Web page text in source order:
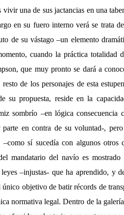
una de sus jactancias en una
en su fuero interno verá se trata
de su vástago –un elemento
cuando la práctica
que muy pronto se dará a
de los personajes de esta
su propuesta, reside en la
sombrío –en lógica consecuencia
parte en contra de su voluntad-,
sí sucedía con algunos otros
mandatario del navío es
–injustas- que ha aprendido, y
único objetivo de batir récords de
normativa legal. Dentro de la